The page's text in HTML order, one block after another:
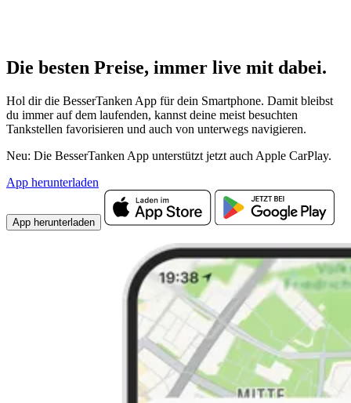
Die besten Preise, immer live mit dabei.
Hol dir die BesserTanken App für dein Smartphone. Damit bleibst
du immer auf dem laufenden, kannst deine meist besuchten
Tankstellen favorisieren und auch von unterwegs navigieren.
Neu: Die BesserTanken App unterstützt jetzt auch Apple CarPlay.
App herunterladen
App herunterladen